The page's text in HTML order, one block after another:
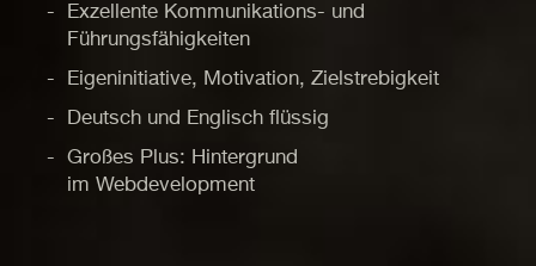
Exzellente Kommunikations- und
Führungsfähigkeiten
Eigeninitiative, Motivation, Zielstrebigkeit
Deutsch und Englisch flüssig
Großes Plus: Hintergrund
im Webdevelopment